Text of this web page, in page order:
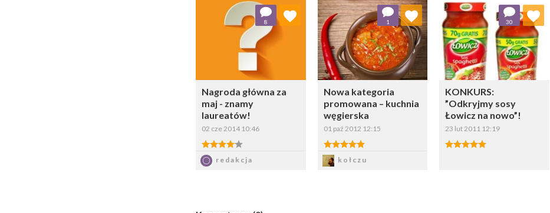
Nagroda główna za
maj - znamy
laureatów!
02 cze 2014 10:46
4.00/5
redakcja
8
Dodaj do ulubionych
Wybierz listę:
Nowa kategoria
promowana – kuchnia
węgierska
01 paź 2012 12:15
5.00/5
kołczu
1
Dodaj do ulubionych
Wybierz listę:
KONKURS:
”Odkryjmy sosy
Łowicz na nowo”!
23 lut 2011 12:19
5.00/5
30
Dodaj do ulubionych
Wybierz listę: